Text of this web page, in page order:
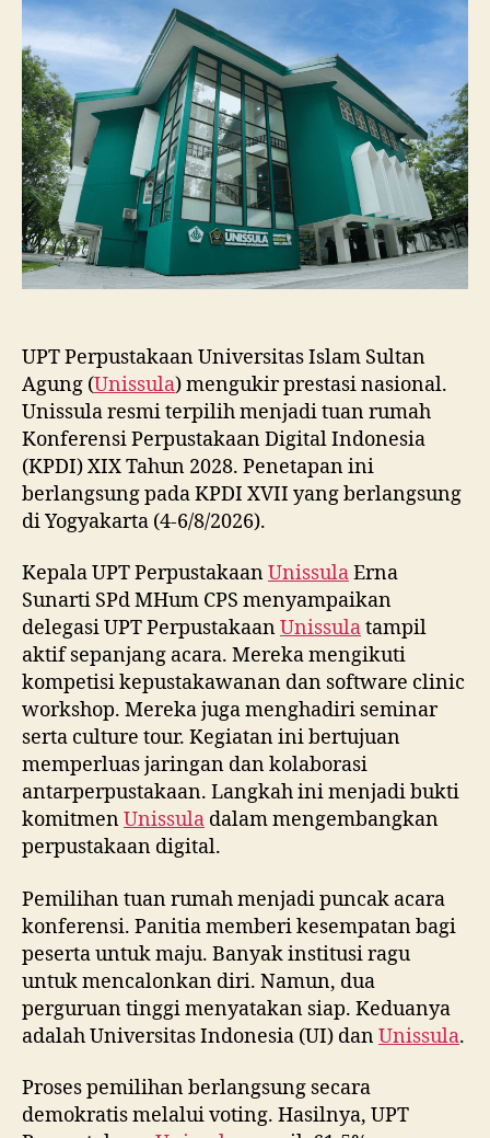
Rumah
KPDI
XIX
Tahun
2028
UPT Perpustakaan Universitas Islam Sultan
Agung (Unissula) mengukir prestasi nasional.
Unissula resmi terpilih menjadi tuan rumah
Konferensi Perpustakaan Digital Indonesia
(KPDI) XIX Tahun 2028. Penetapan ini
berlangsung pada KPDI XVII yang berlangsung
di Yogyakarta (4-6/8/2026).
Kepala UPT PerpustakaanUnissulaErna
Sunarti SPd MHum CPS menyampaikan
delegasi UPT PerpustakaanUnissulatampil
aktif sepanjang acara. Mereka mengikuti
kompetisi kepustakawanan dan software clinic
workshop. Mereka juga menghadiri seminar
serta culture tour. Kegiatan ini bertujuan
memperluas jaringan dan kolaborasi
antarperpustakaan. Langkah ini menjadi bukti
komitmenUnissula dalam mengembangkan
perpustakaan digital.
Pemilihan tuan rumah menjadi puncak acara
konferensi. Panitia memberi kesempatan bagi
peserta untuk maju. Banyak institusi ragu
untuk mencalonkan diri. Namun, dua
perguruan tinggi menyatakan siap. Keduanya
adalah Universitas Indonesia (UI) danUnissula.
Proses pemilihan berlangsung secara
demokratis melalui voting. Hasilnya, UPT